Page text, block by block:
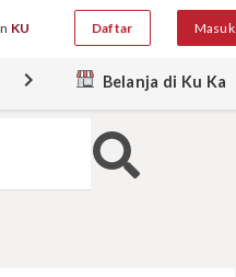
KU Daftar Masuk
keyboard_arrow_right Belanja di Ku Ka